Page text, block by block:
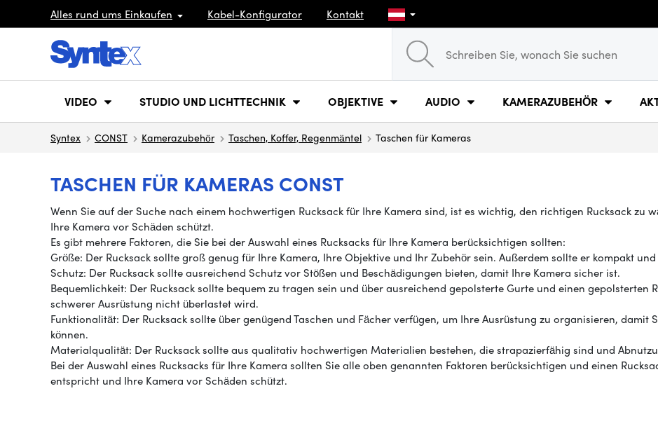
Alles rund ums Einkaufen Kabel-Konfigurator Kontakt
VIDEO STUDIO UND LICHTTECHNIK OBJEKTIVE AUDIO KAMERAZUBEHÖR
Syntex CONST Kamerazubehör Taschen, Koffer, Regenmäntel Taschen für Kameras
TASCHEN FÜR KAMERAS CONST
Wenn Sie auf der Suche nach einem hochwertigen Rucksack für Ihre Kamera sind, ist es wichtig, den richtigen Rucksack zu
Ihre Kamera vor Schäden schützt.
Es gibt mehrere Faktoren, die Sie bei der Auswahl eines Rucksacks für Ihre Kamera berücksichtigen sollten:
Größe: Der Rucksack sollte groß genug für Ihre Kamera, Ihre Objektive und Ihr Zubehör sein. Außerdem sollte er kompakt
Schutz: Der Rucksack sollte ausreichend Schutz vor Stößen und Beschädigungen bieten, damit Ihre Kamera sicher ist.
Bequemlichkeit: Der Rucksack sollte bequem zu tragen sein und über ausreichend gepolsterte Gurte und einen gepolsterten
schwerer Ausrüstung nicht überlastet wird.
Funktionalität: Der Rucksack sollte über genügend Taschen und Fächer verfügen, um Ihre Ausrüstung zu organisieren,
können.
Materialqualität: Der Rucksack sollte aus qualitativ hochwertigen Materialien bestehen, die strapazierfähig sind und
Bei der Auswahl eines Rucksacks für Ihre Kamera sollten Sie alle oben genannten Faktoren berücksichtigen und einen
entspricht und Ihre Kamera vor Schäden schützt.